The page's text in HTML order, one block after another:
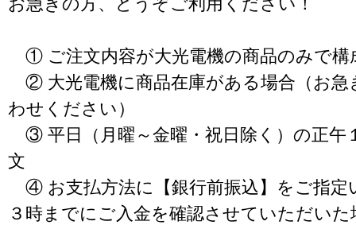
① ご注文内容が大光電機の商品のみで構
② 大光電機に商品在庫がある場合（お急
わせください）
③ 平日（月曜～金曜・祝日除く）の正午
文
④ お支払方法に【銀行前振込】をご指定
３時までにご入金を確認させていただいた